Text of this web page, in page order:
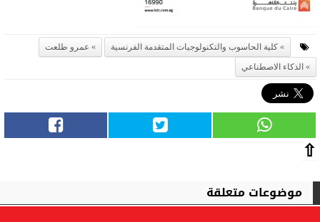
كلية الحاسوب والتكنولوجيات المتقدمة الفرنسية
عمرو طلعت
الذكاء الاصطناعي
⇧
موضوعات متعلقة